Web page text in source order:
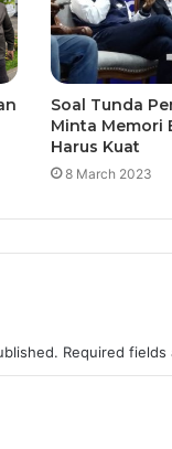
Soal Tunda
Minta Memori
Harus Kuat
8 March 2023
Required fields